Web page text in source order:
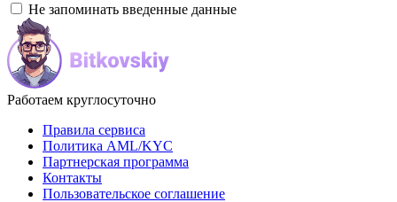
Не запоминать введенные данные
Работаем круглосуточно
Правила сервиса
Политика AML/KYC
Партнерская программа
Контакты
Пользовательское соглашение